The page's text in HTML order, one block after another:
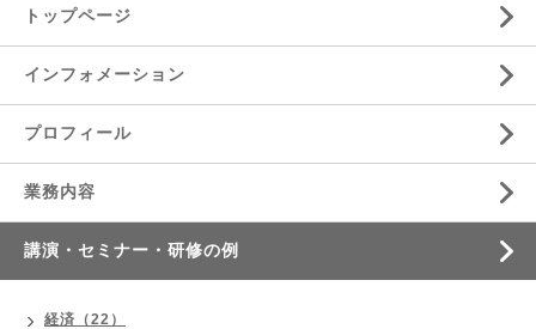
トップページ
インフォメーション
プロフィール
業務内容
講演・セミナー・研修の例
経済（22）